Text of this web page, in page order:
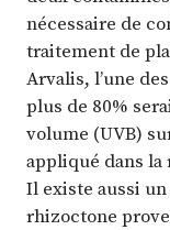
nécessaire de
traitement de
Arvalis, l’une
plus de 80%
volume (UVB)
appliqué dans la
Il existe aussi
rhizoctone